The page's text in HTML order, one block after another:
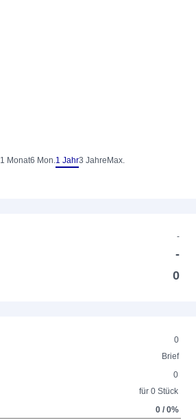
1 Monat6 Mon.1 Jahr3 Jahre Max.
-
-
0
0
Brief
0
für 0 Stück
0 / 0%